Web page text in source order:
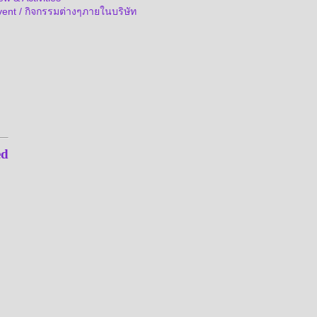
/ กิจกรรมต่างๆภายในบริษัท